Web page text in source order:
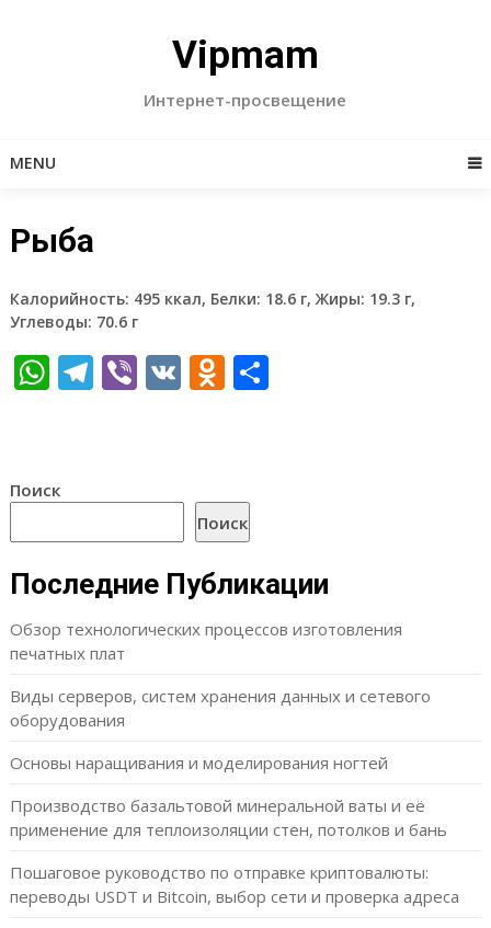
Vipmam
Интернет-просвещение
MENU
Рыба
Калорийность: 495 ккал, Белки: 18.6 г, Жиры: 19.3 г,
Углеводы: 70.6 г
WhatsApp
Telegram
Viber
VKOdnoklassniki
Отправить
Поиск
Поиск
Последние Публикации
Обзор технологических процессов изготовления
печатных плат
Виды серверов, систем хранения данных и сетевого
оборудования
Основы наращивания и моделирования ногтей
Производство базальтовой минеральной ваты и её
применение для теплоизоляции стен, потолков и бань
Пошаговое руководство по отправке криптовалюты:
переводы USDT и Bitcoin, выбор сети и проверка адреса